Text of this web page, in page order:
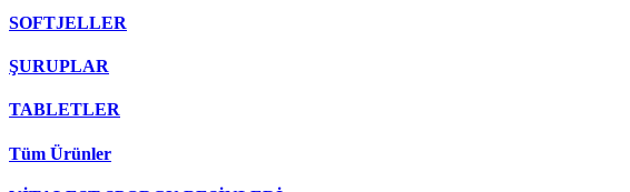
SOFTJELLER
ŞURUPLAR
TABLETLER
Tüm Ürünler